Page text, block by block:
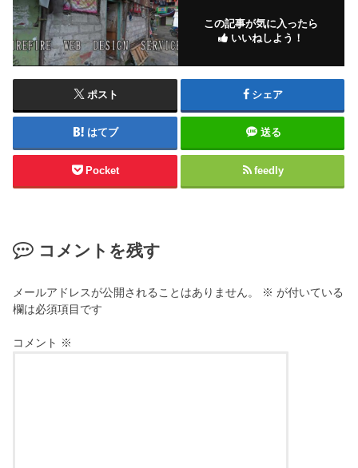
この記事が気に入ったら
いいねしよう！
ポスト シェア
はてブ 送る
Pocket feedly
コメントを残す
メールアドレスが公開されることはありません。 ※ が付いている
欄は必須項目です
コメント ※